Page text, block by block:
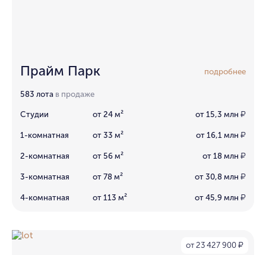
Прайм Парк подробнее
583 лота в продаже
Студии от 24 м² от 15,3 млн ₽
1-комнатная от 33 м² от 16,1 млн ₽
2-комнатная от 56 м² от 18 млн ₽
3-комнатная от 78 м² от 30,8 млн ₽
4-комнатная от 113 м² от 45,9 млн ₽
от 23 427 900 ₽